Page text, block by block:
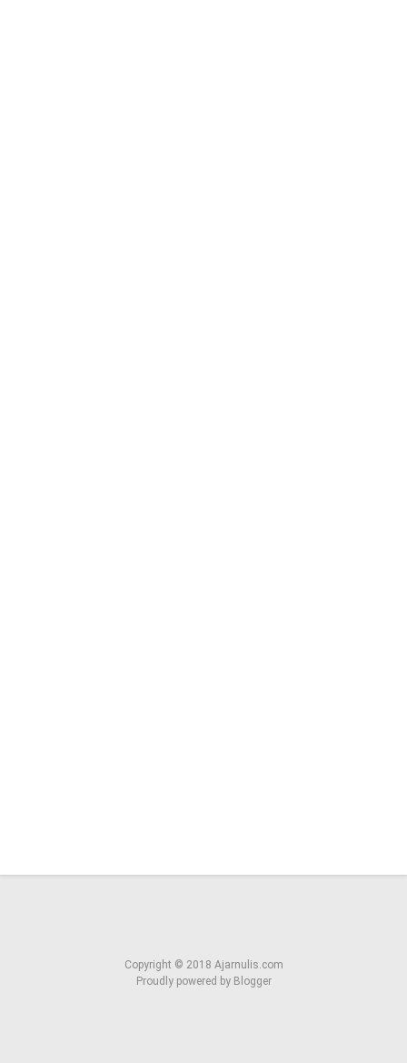
Copyright © 2018 Ajarnulis.com
Proudly powered by Blogger